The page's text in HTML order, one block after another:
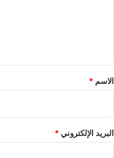
*
الاسم *
البريد الإلكتروني*